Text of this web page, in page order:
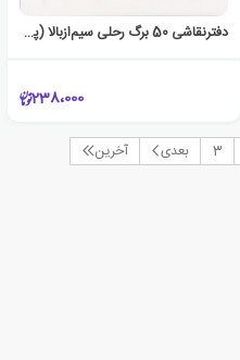
دفتر‌نقاشی 50 برگ رحلی سیم‌از‌بالا (پیل) - گربه
238،000
3 بعدی آخرین